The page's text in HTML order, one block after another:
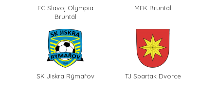
FC Slavoj Olympia
Bruntál
MFK Bruntál
SK Jiskra Rýmařov TJ Spartak Dvorce